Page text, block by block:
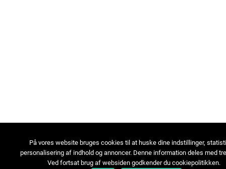
På vores website bruges cookies til at huske dine indstillinger,
personalisering af indhold og annoncer. Denne information deles med
Ved fortsat brug af websiden godkender du cookiepolitikken.